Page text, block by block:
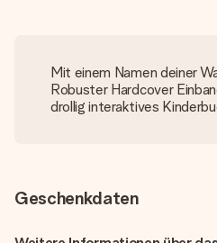
Mit einem Namen deiner
Robuster Hardcover
drollig interaktives
Geschenkdaten